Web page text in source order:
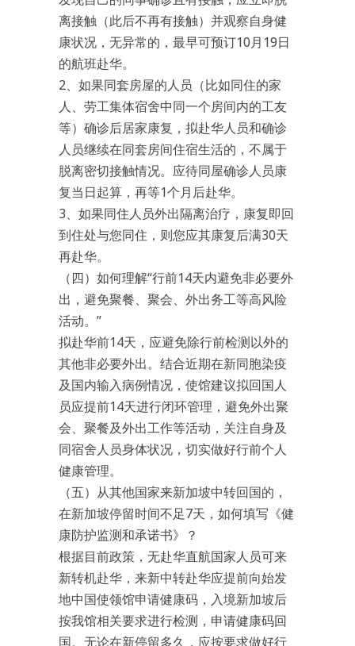
离接触（此后不再有接触）并观察自身健
康状况，无异常的，最早可预订10月19日
的航班赴华。
2、如果同套房屋的人员（比如同住的家
人、劳工集体宿舍中同一个房间内的工友
等）确诊后居家康复，拟赴华人员和确诊
人员继续在同套房间住宿生活的，不属于
脱离密切接触情况。应待同屋确诊人员康
复当日起算，再等1个月后赴华。
3、如果同住人员外出隔离治疗，康复即回
到住处与您同住，则您应其康复后满30天
再赴华。
（四）如何理解“行前14天内避免非必要外
出，避免聚餐、聚会、外出务工等高风险
活动。”
拟赴华前14天，应避免除行前检测以外的
其他非必要外出。结合近期在新同胞染疫
及国内输入病例情况，使馆建议拟回国人
员应提前14天进行闭环管理，避免外出聚
会、聚餐及外出工作等活动，关注自身及
同宿舍人员身体状况，切实做好行前个人
健康管理。
（五）从其他国家来新加坡中转回国的，
在新加坡停留时间不足7天，如何填写《健
康防护监测和承诺书》？
根据目前政策，无赴华直航国家人员可来
新转机赴华，来新中转赴华应提前向始发
地中国使领馆申请健康码，入境新加坡后
按我馆相关要求进行检测，申请健康码回
国。无论在新停留多久，应按要求做好行